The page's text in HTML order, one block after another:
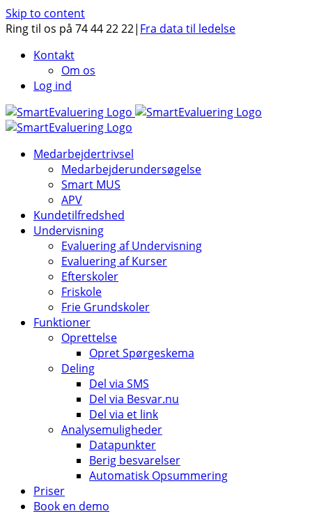
Skip to content
Ring til os på 74 44 22 22| Fra data til ledelse
Kontakt
Om os
Log ind
Medarbejdertrivsel
Medarbejderundersøgelse
Smart MUS
APV
Kundetilfredshed
Undervisning
Evaluering af Undervisning
Evaluering af Kurser
Efterskoler
Friskole
Frie Grundskoler
Funktioner
Oprettelse
Opret Spørgeskema
Deling
Del via SMS
Del via Besvar.nu
Del via et link
Analysemuligheder
Datapunkter
Berig besvarelser
Automatisk Opsummering
Priser
Book en demo